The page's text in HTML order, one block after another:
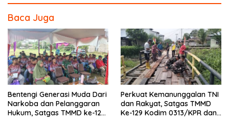
Baca Juga
Bentengi Generasi Muda Dari
Narkoba dan Pelanggaran
Hukum, Satgas TMMD ke-129
Perkuat Kemanunggalan TNI
dan Rakyat, Satgas TMMD
Ke-129 Kodim 0313/KPR dan